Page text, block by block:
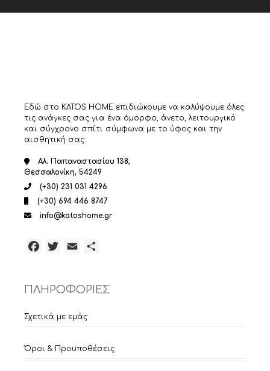
Εδώ στο KATOS HOME επιδιώκουμε να καλύψουμε όλες
τις ανάγκες σας για ένα όμορφο, άνετο, λειτουργικό
και σύγχρονο σπίτι σύμφωνα με το ύφος και την
αισθητική σας.
Αλ. Παπαναστασίου 138,
Θεσσαλονίκη, 54249
(+30) 231 031 4296
(+30) 694 446 8747
info@katoshome.gr
Facebook
TwitterEmail
ΠΛΗΡΟΦΟΡΙΕΣ
Σχετικά με εμάς
Όροι & Προυποθέσεις